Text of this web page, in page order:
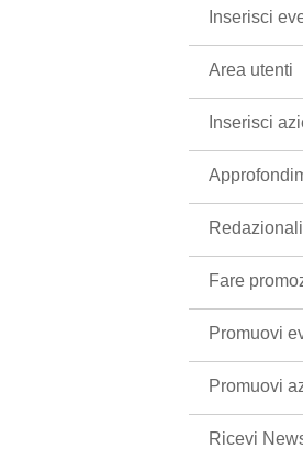
Inserisci
Area utenti
Inserisci
Redazionali
Fare
Promuovi
Promuovi
Ricevi